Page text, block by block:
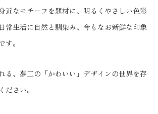
近なモチーフを題材に、明るくやさしい色彩
常生活に自然と馴染み、今もなお新鮮な印象
す。
る、夢二の「かわいい」デザインの世界を存
ださい。